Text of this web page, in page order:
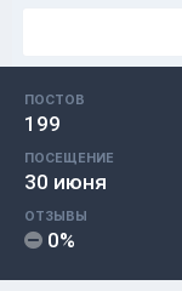
ПОСТОВ
199
ПОСЕЩЕНИЕ
30 июня
ОТЗЫВЫ
0%